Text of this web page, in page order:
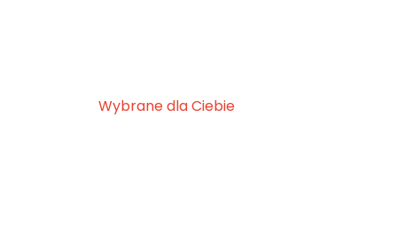
Wybrane dla Ciebie